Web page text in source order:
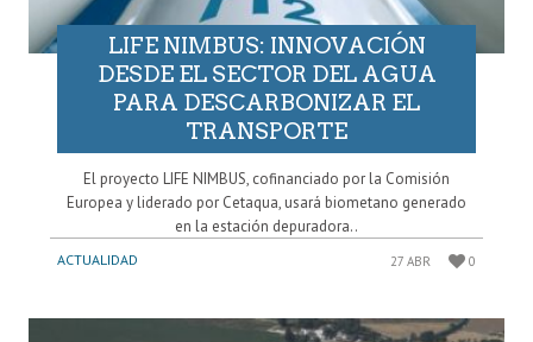
LIFE NIMBUS: INNOVACIÓN
DESDE EL SECTOR DEL AGUA
PARA DESCARBONIZAR EL
TRANSPORTE
El proyecto LIFE NIMBUS, cofinanciado por la Comisión
Europea y liderado por Cetaqua, usará biometano generado
en la estación depuradora..
ACTUALIDAD 27 ABR 0